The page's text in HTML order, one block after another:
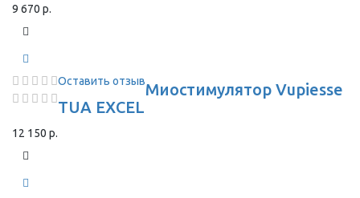
9 670 р.
Оставить отзывМиостимулятор Vupiesse
TUA EXCEL
12 150 р.